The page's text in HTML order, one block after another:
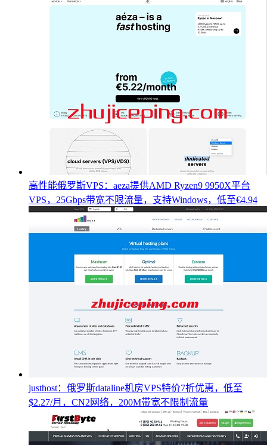
高性能俄罗斯VPS：aeza提供AMD Ryzen9 9950X平台
VPS，25Gbps带宽不限流量，支持Windows，低至€4.94
justhost：俄罗斯dataline机房VPS特价7折优惠，低至
$2.27/月，CN2网络，200M带宽不限制流量